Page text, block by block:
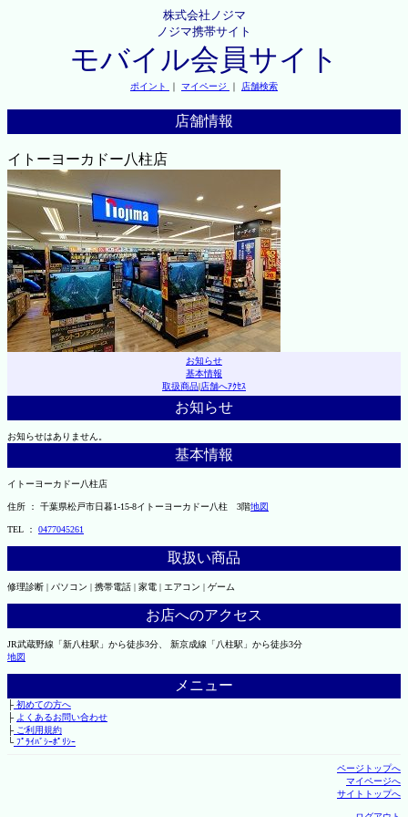
株式会社ノジマ
ノジマ携帯サイト
モバイル会員サイト
ポイント ｜ マイページ ｜ 店舗検索
店舗情報
イトーヨーカドー八柱店
お知らせ
基本情報
取扱商品|店舗へｱｸｾｽ
お知らせ
お知らせはありません。
基本情報
イトーヨーカドー八柱店
住所 ： 千葉県松戸市日暮1-15-8イトーヨーカドー八柱 3階地図
TEL ： 0477045261
取扱い商品
修理診断 | パソコン | 携帯電話 | 家電 | エアコン | ゲーム
お店へのアクセス
JR武蔵野線「新八柱駅」から徒歩3分、 新京成線「八柱駅」から徒歩3分
地図
メニュー
├初めての方へ
├ よくあるお問い合わせ
├ご利用規約
└ﾌﾟﾗｲﾊﾞｼｰﾎﾟﾘｼｰ
ページトップへ
マイページへ
サイトトップへ